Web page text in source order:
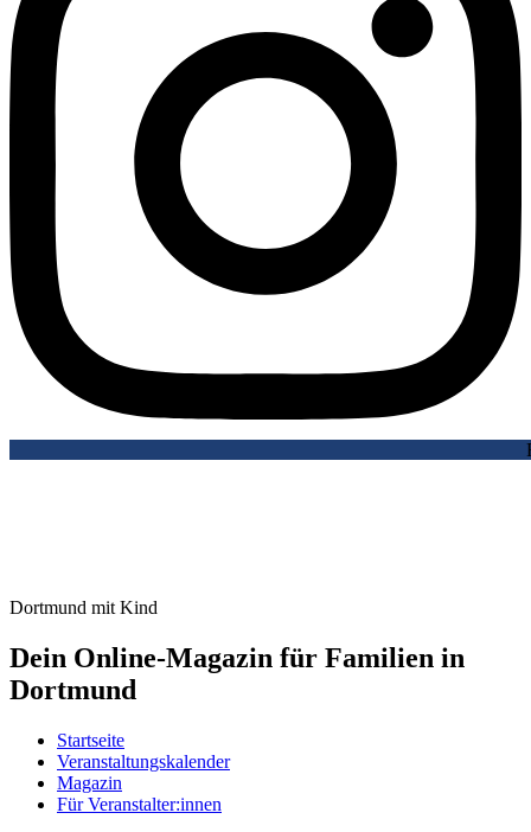
Dortmund mit Kind
Dein Online-Magazin für Familien in
Dortmund
Startseite
Veranstaltungskalender
Magazin
Für Veranstalter:innen